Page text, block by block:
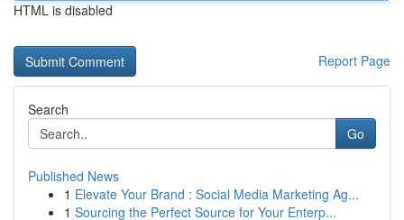
HTML is disabled
Report Page
Search
Go
Published News
1 Elevate Your Brand : Social Media Marketing Ag...
1 Sourcing the Perfect Source for Your Enterp...